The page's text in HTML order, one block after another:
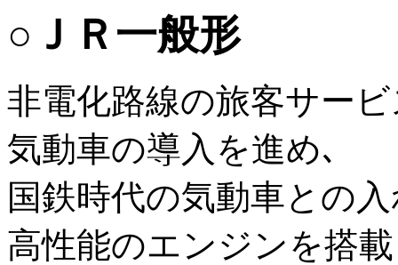
○ＪＲ一般形
非電化路線の旅客サー
気動車の導入を進め､
国鉄時代の気動車との
高性能のエンジンを搭